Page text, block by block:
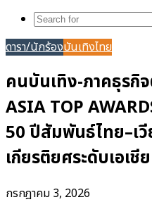
ดารา/นักร้องบันเทิงไทย
คนบันเทิง-ภาคธุรกิ
ASIA TOP
50 ปีสัมพันธ์ไทย–เ
เกียรติยศระดับเอเ
กรกฎาคม 3, 2026